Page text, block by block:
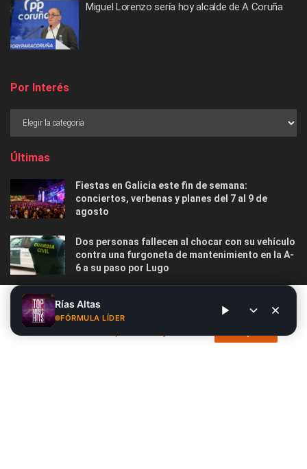
Miguel Lorenzo sería hoy alcalde de A Coruña
Por Interés
Últimas
Fiestas en Galicia este fin de semana:
conciertos, verbenas y planes del 7 al 9 de
agosto
Dos personas fallecen al chocar con su vehículo
contra una furgoneta de mantenimiento en la A-
6 a su paso por Lugo
Las 12 playas gallegas con Bandera Azul menos
masificadas para disfrutar este verano
Rías Altas
FÓRMULA LÍDER
Este sitio web utiliza cookies. Al continuar utilizando este sitio
web, usted da su consentimiento para el uso de cookies. Visite